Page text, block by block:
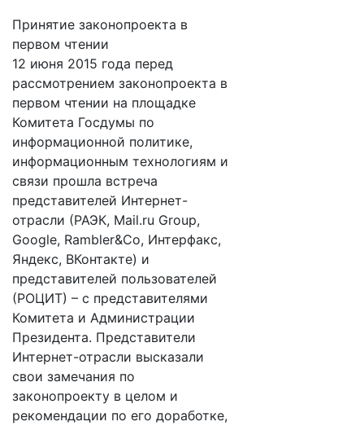
Принятие законопроекта в
первом чтении
12 июня 2015 года перед
рассмотрением законопроекта в
первом чтении на площадке
Комитета Госдумы по
информационной политике,
информационным технологиям и
связи прошла встреча
представителей Интернет-
отрасли (РАЭК, Mail.ru Group,
Google, Rambler&Co, Интерфакс,
Яндекс, ВКонтакте) и
представителей пользователей
(РОЦИТ) – с представителями
Комитета и Администрации
Президента. Представители
Интернет-отрасли высказали
свои замечания по
законопроекту в целом и
рекомендации по его доработке,